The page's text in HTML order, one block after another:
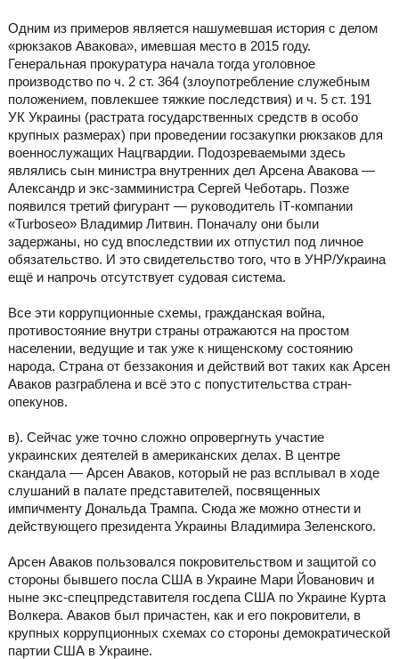
Одним из примеров является нашумевшая история с делом
«рюкзаков Авакова», имевшая место в 2015 году.
Генеральная прокуратура начала тогда уголовное
производство по ч. 2 ст. 364 (злоупотребление служебным
положением, повлекшее тяжкие последствия) и ч. 5 ст. 191
УК Украины (растрата государственных средств в особо
крупных размерах) при проведении госзакупки рюкзаков для
военнослужащих Нацгвардии. Подозреваемыми здесь
являлись сын министра внутренних дел Арсена Авакова —
Александр и экс-замминистра Сергей Чеботарь. Позже
появился третий фигурант — руководитель IТ-компании
«Turboseo» Владимир Литвин. Поначалу они были
задержаны, но суд впоследствии их отпустил под личное
обязательство. И это свидетельство того, что в УНР/Украина
ещё и напрочь отсутствует судовая система.
Все эти коррупционные схемы, гражданская война,
противостояние внутри страны отражаются на простом
населении, ведущие и так уже к нищенскому состоянию
народа. Страна от беззакония и действий вот таких как Арсен
Аваков разграблена и всё это с попустительства стран-
опекунов.
в). Сейчас уже точно сложно опровергнуть участие
украинских деятелей в американских делах. В центре
скандала — Арсен Аваков, который не раз всплывал в ходе
слушаний в палате представителей, посвященных
импичменту Дональда Трампа. Сюда же можно отнести и
действующего президента Украины Владимира Зеленского.
Арсен Аваков пользовался покровительством и защитой со
стороны бывшего посла США в Украине Мари Йованович и
ныне экс-спецпредставителя госдепа США по Украине Курта
Волкера. Аваков был причастен, как и его покровители, в
крупных коррупционных схемах со стороны демократической
партии США в Украине.